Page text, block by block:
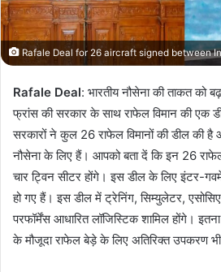
Rafale Deal for 26 aircraft signed between
Rafale Deal: भारतीय नौसेना की ताकत को
फ्रांस की सरकार के साथ राफेल विमान की एक
सरकारों ने कुल 26 राफेल विमानों की डील की है
नौसेना के लिए हैं। आपको बता दें कि इन 26
चार ट्विन सीटर होंगे। इस डील के लिए इंटर-
हो गए हैं। इस डील में ट्रेनिंग, सिम्युलेटर,
परफॉर्मेंस आधारित लॉजिस्टिक शामिल होंगे।
के मौजूदा राफेल बेड़े के लिए अतिरिक्त उपकरण